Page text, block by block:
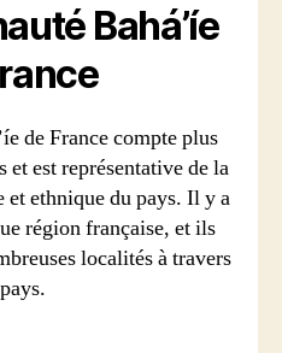
Bahá’íe
de France compte plus
est représentative de la
ethnique du pays. Il y a
région française, et ils
localités à travers